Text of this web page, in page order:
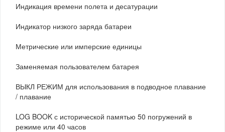
Индикация времени полета и десатурации
Индикатор низкого заряда батареи
Метрические или имперские единицы
Заменяемая пользователем батарея
ВЫКЛ РЕЖИМ для использования в подводное плавание
/ плавание
LOG BOOK с исторической памятью 50 погружений в
режиме или 40 часов